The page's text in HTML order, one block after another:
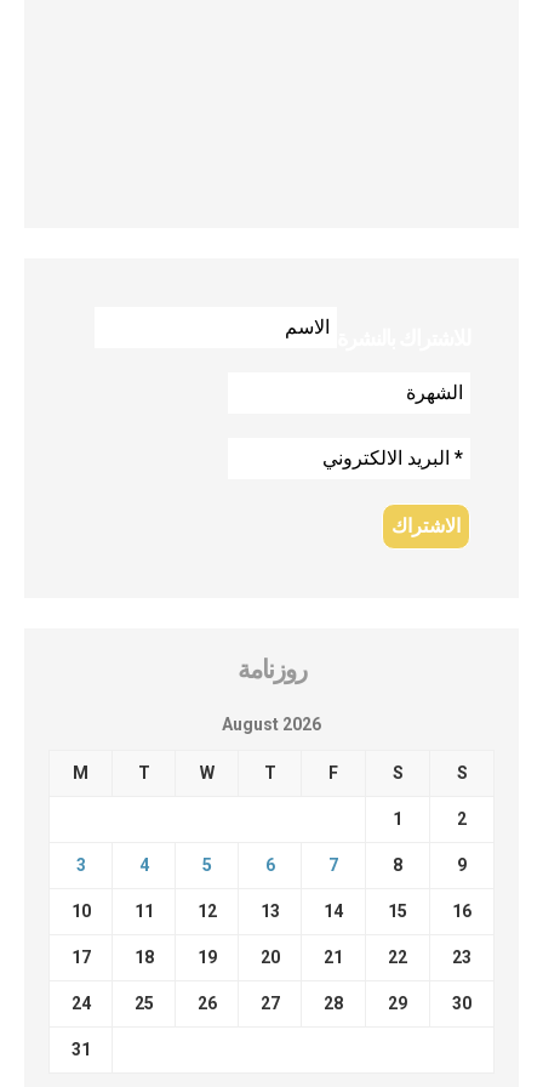
روزنامة
August 2026
M T W T F S S
1 2
3 4 5 6 7 8 9
10 11 12 13 14 15 16
17 18 19 20 21 22 23
24 25 26 27 28 29 30
31